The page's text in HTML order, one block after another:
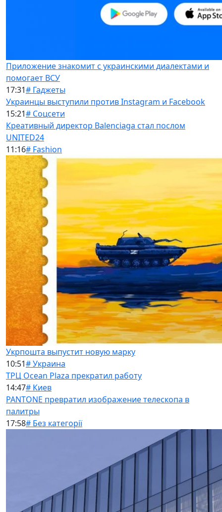
Приложение знакомит с украинскими диалектами и
помогает ВСУ
17:31# Гаджеты
Украинцы выступили против Instagram и Facebook
15:21# Соцсети
Креативный директор Balenciaga стал послом
UNITED24
11:16# Fashion
Укрпошта выпустит новую марку
10:51# Украина
ТРЦ Ocean Plaza прекратил работу
14:47# Киев
PANTONE превратил изображение телескопа в
палитры
17:58# Без категорії